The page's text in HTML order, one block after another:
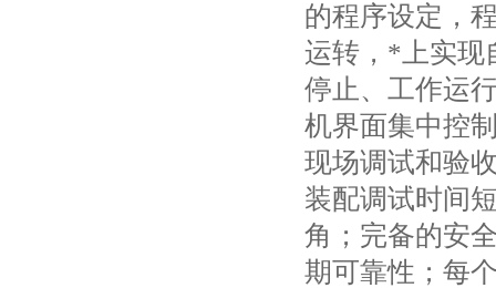
的程序设定，
运转，*上实现
停止、工作运
机界面集中控
现场调试和验
装配调试时间
角；完备的安
期可靠性；每